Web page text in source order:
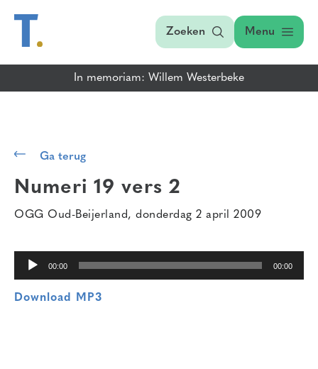
Zoeken Menu
In memoriam: Willem Westerbeke
Ga terug
Numeri 19 vers 2
OGG Oud-Beijerland, donderdag 2 april 2009
00:00 00:00
Download MP3